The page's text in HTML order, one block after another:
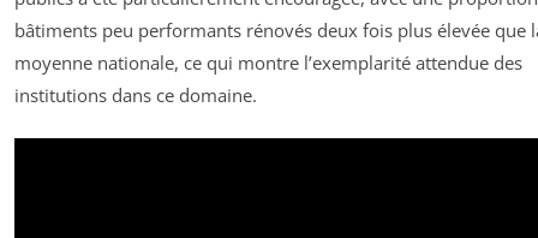
bâtiments peu performants rénovés deux fois plus élevée que
moyenne nationale, ce qui montre l’exemplarité attendue des
institutions dans ce domaine.